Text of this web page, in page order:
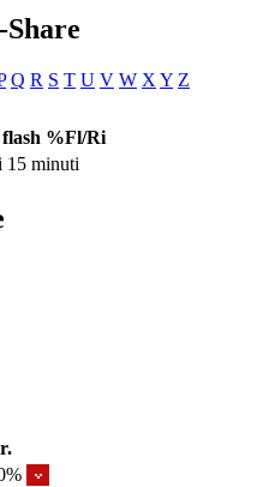
Q R S T U V W X Y Z
%Fl/Ri
15 minuti